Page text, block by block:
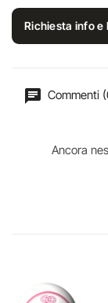
Richiesta info e
Commenti
Ancora